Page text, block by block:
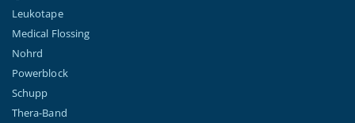
Leukotape
Medical Flossing
Nohrd
Powerblock
Schupp
Thera-Band